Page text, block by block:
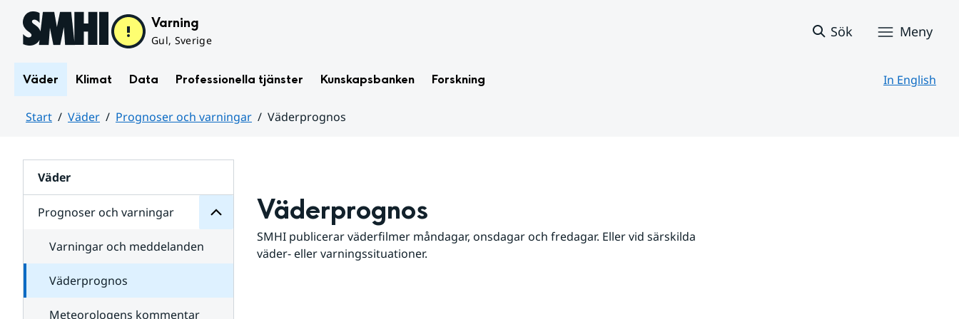
Hoppa till sidans innehåll Varning
Gul, Sverige
Sök Meny
Väder Klimat Data Professionella tjänster Kunskapsbanken Forskning In English
Start Väder Prognoser och varningar
Väderprognos
Väder
Prognoser och varningar
för
varningar
Varningar och meddelanden
Väderprognos
Meteorologens kommentar
Väderprognos
SMHI publicerar väderfilmer måndagar, onsdagar och fredagar. Eller vid särskilda
väder- eller varningssituationer.